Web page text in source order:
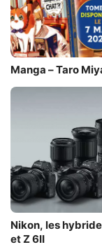
Manga – Taro
Nikon, les
et Z 6II